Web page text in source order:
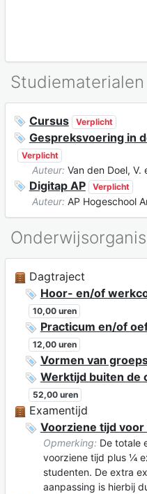
Studiematerialen
Cursus Verplicht
Gespreksvoering in
Verplicht
Auteur: Van den Doel, V.
Digitap AP Verplicht
Auteur: AP Hogeschool
Dagtraject
Hoor- en/of
10,00 uren
Practicum en/of
12,00 uren
Vormen van
Werktijd buiten de
52,00 uren
Examentijd
Voorziene tijd
Opmerking: De totale
voorziene tijd plus ¼
studenten. De extra
aanpassing is hierbij